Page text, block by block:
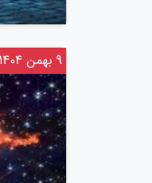
9 بهمن 1404